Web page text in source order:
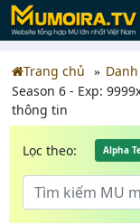
Trang chủ
Season 6 - Exp:
thông tin
Lọc theo: Alpha